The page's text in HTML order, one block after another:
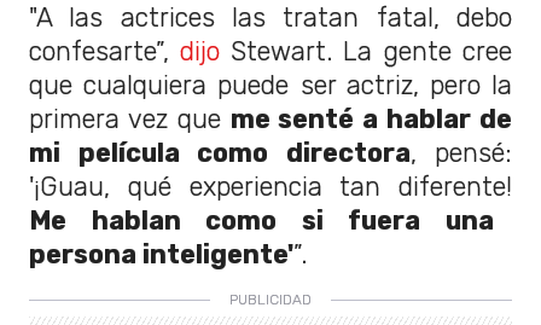
"A las actrices las tratan fatal, debo
confesarte”, dijoStewart. La gente cree
que cualquiera puede ser actriz, pero la
primera vez que me senté a hablar de
mi película como directora, pensé:
'¡Guau, qué experiencia tan diferente!
Me hablan como si fuera una
persona inteligente'”.